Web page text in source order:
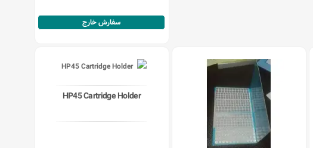
سفارش خارج
HP45 Cartridge Holder